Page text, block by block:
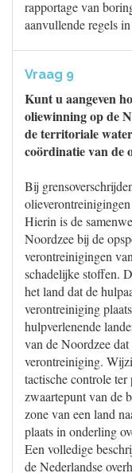
rapportage van
aanvullende regels
Vraag 9
Kunt u aangeven
oliewinning op de
de territoriale
coördinatie van de
Bij
Hierin is de
Noordzee bij de
verontreinigingen
schadelijke stoffen.
het land dat de
verontreiniging
hulpverlenende
van de Noordzee
verontreiniging.
tactische controle ter
zwaartepunt van de
zone van een land
plaats in onderling
Een volledige
de Nederlandse